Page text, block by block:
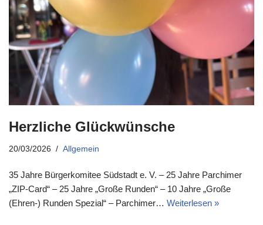
Herzliche Glückwünsche
20/03/2026 Allgemein
35 Jahre Bürgerkomitee Südstadt e. V. – 25 Jahre Parchimer
„ZIP-Card“ – 25 Jahre „Große Runden“ – 10 Jahre „Große
(Ehren-) Runden Spezial“ – Parchimer… Weiterlesen »